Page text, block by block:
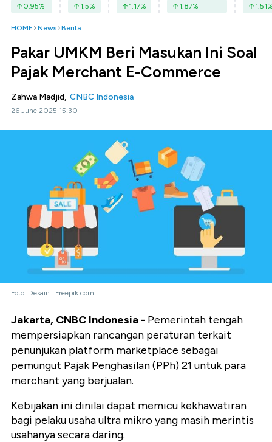
0.95% 1.5% 1.17% 1.87% 1.51
HOME News Berita
Pakar UMKM Beri Masukan Ini Soal
Pajak Merchant E-Commerce
Zahwa Madjid, CNBC Indonesia
26 June 2025 15:30
Foto: Desain : Freepik.com
Jakarta, CNBC Indonesia - Pemerintah tengah
mempersiapkan rancangan peraturan terkait
penunjukan platform marketplace sebagai
pemungut Pajak Penghasilan (PPh) 21 untuk para
merchant yang berjualan.
Kebijakan ini dinilai dapat memicu kekhawatiran
bagi pelaku usaha ultra mikro yang masih merintis
usahanya secara daring.